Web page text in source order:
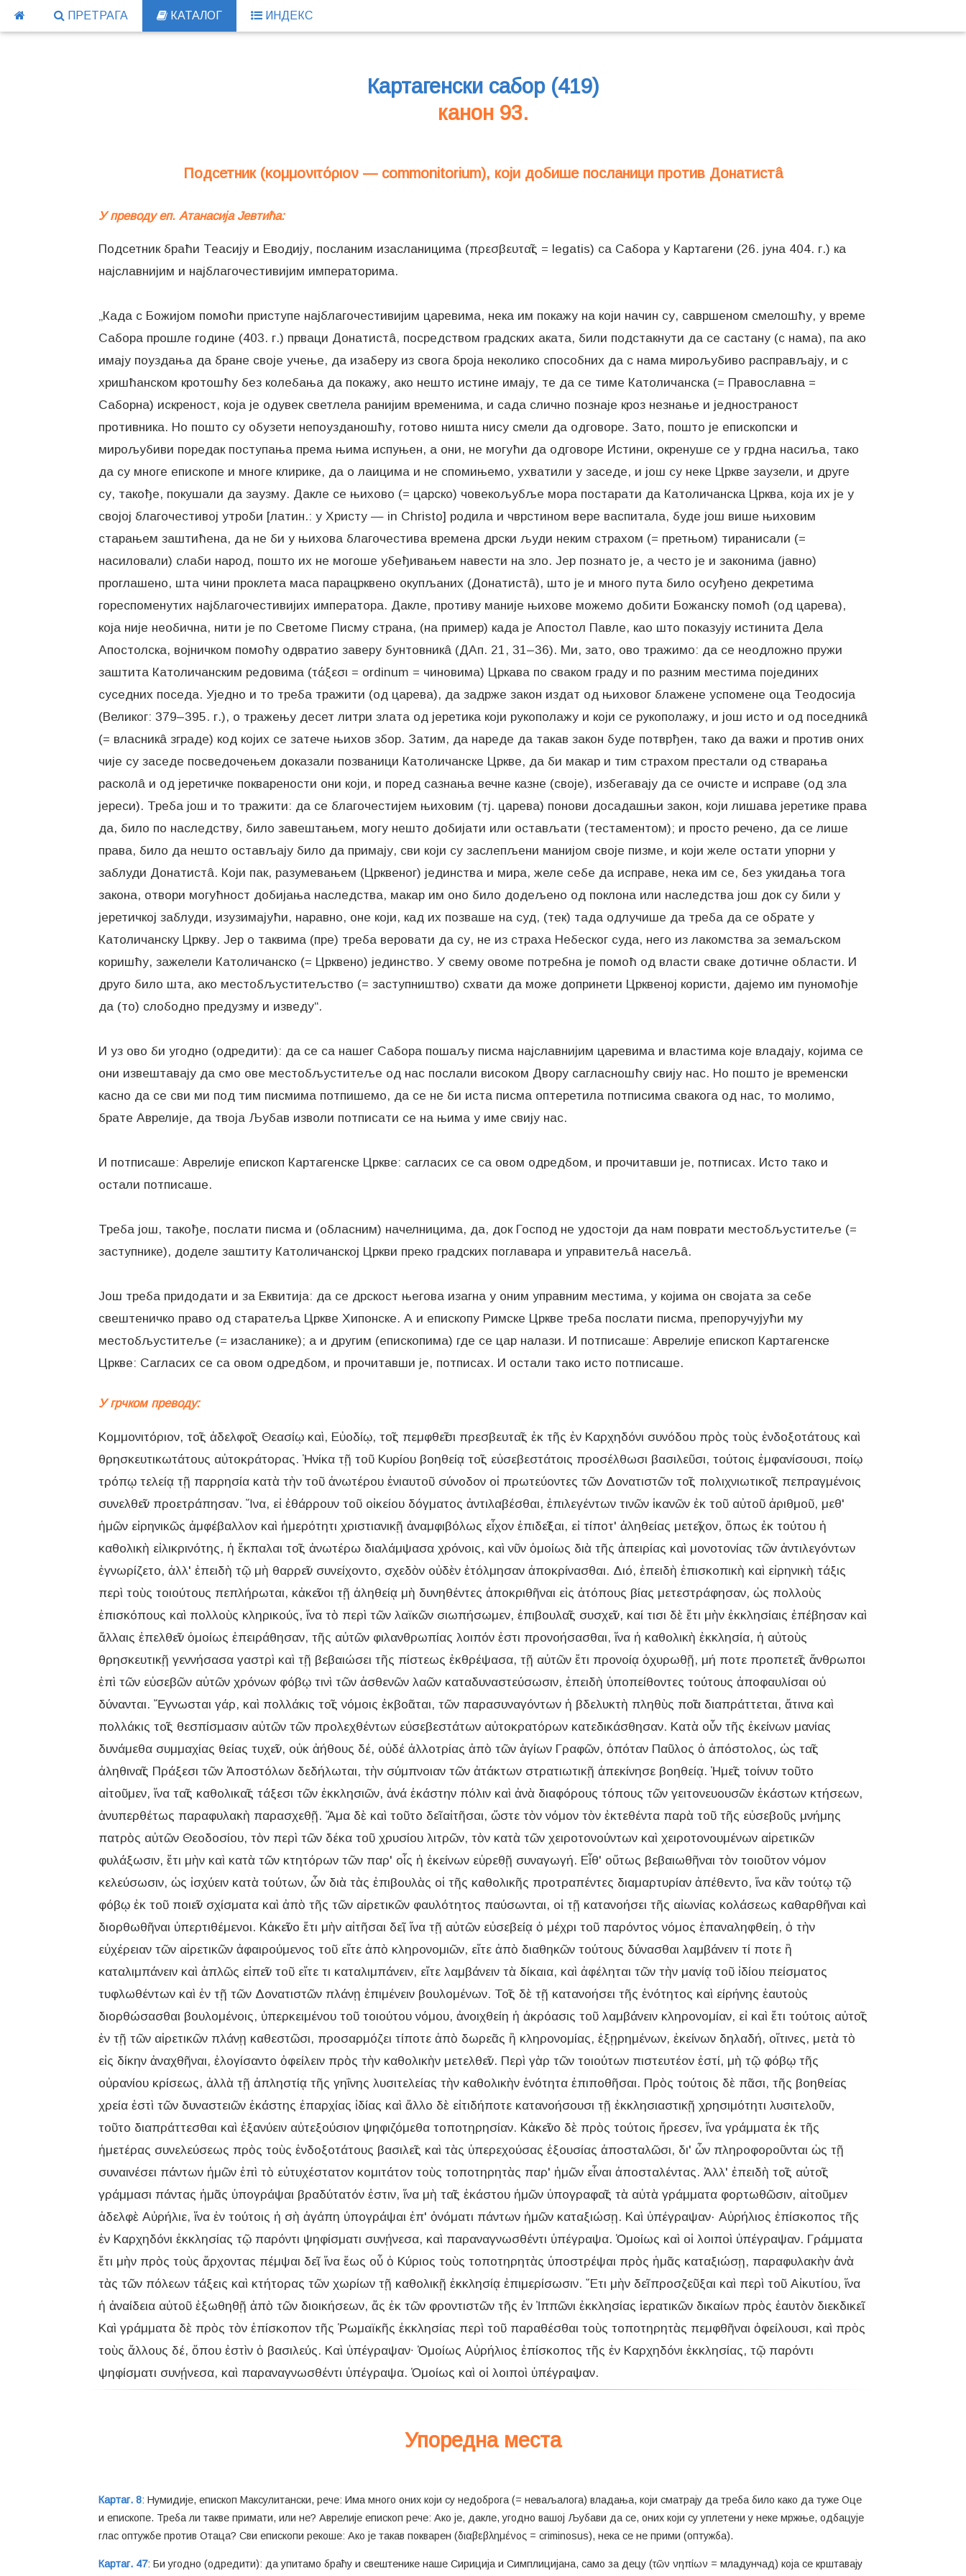
ПРЕТРАГА КАТАЛОГ ИНДЕКС
Картагенски сабор (419)
канон 93.
Подсетник (κομμονιτόριον — commonitorium), који добише посланици против Донатистâ
У преводу еп. Атанасија Јевтића:
Подсетник браћи Теасију и Еводију, посланим изасланицима (πρεσβευταῖς = legatis) са Сабора у Картагени (26. јуна 404. г.) ка
најславнијим и најблагочестивијим императорима.
„Када с Божијом помоћи приступе најблагочестивијим царевима, нека им покажу на који начин су, савршеном смелошћу, у време
Сабора прошле године (403. г.) прваци Донатистâ, посредством градских аката, били подстакнути да се састану (с нама), па ако
имају поуздања да бране своје учење, да изаберу из свога броја неколико способних да с нама мирољубиво расправљају, и с
хришћанском кротошћу без колебања да покажу, ако нешто истине имају, те да се тиме Католичанска (= Православна =
Саборна) искреност, која је одувек светлела ранијим временима, и сада слично познаје кроз незнање и једностраност
противника. Но пошто су обузети непоузданошћу, готово ништа нису смели да одговоре. Зато, пошто је епископски и
мирољубиви поредак поступања према њима испуњен, а они, не могући да одговоре Истини, окренуше се у грдна насиља, тако
да су многе епископе и многе клирике, да о лаицима и не спомињемо, ухватили у заседе, и још су неке Цркве заузели, и друге
су, такође, покушали да заузму. Дакле се њихово (= царско) човекољубље мора постарати да Католичанска Црква, која их је у
својој благочестивој утроби [латин.: у Христу — in Christo] родила и чврстином вере васпитала, буде још више њиховим
старањем заштићена, да не би у њихова благочестива времена дрски људи неким страхом (= претњом) тиранисали (=
насиловали) слаби народ, пошто их не могоше убеђивањем навести на зло. Јер познато је, а често је и законима (јавно)
проглашено, шта чини проклета маса парацрквено окупљаних (Донатистâ), што је и много пута било осуђено декретима
гореспоменутих најблагочестивијих императора. Дакле, противу маније њихове можемо добити Божанску помоћ (од царева),
која није необична, нити је по Светоме Писму страна, (на пример) када је Апостол Павле, као што показују истинита Дела
Апостолска, војничком помоћу одвратио заверу бунтовникâ (ДАп. 21, 31–36). Ми, зато, ово тражимо: да се неодложно пружи
заштита Католичанским редовима (τάξεσι = ordinum = чиновима) Цркава по сваком граду и по разним местима појединих
суседних поседа. Уједно и то треба тражити (од царева), да задрже закон издат од њиховог блажене успомене оца Теодосија
(Великог: 379–395. г.), о тражењу десет литри злата од јеретика који рукополажу и који се рукополажу, и још исто и од поседникâ
(= власникâ зграде) код којих се затече њихов збор. Затим, да нареде да такав закон буде потврђен, тако да важи и против оних
чије су заседе посведочењем доказали позваници Католичанске Цркве, да би макар и тим страхом престали од стварања
расколâ и од јеретичке покварености они који, и поред сазнања вечне казне (своје), избегавају да се очисте и исправе (од зла
јереси). Треба још и то тражити: да се благочестијем њиховим (тј. царева) понови досадашњи закон, који лишава јеретике права
да, било по наследству, било завештањем, могу нешто добијати или остављати (тестаментом); и просто речено, да се лише
права, било да нешто остављају било да примају, сви који су заслепљени манијом своје пизме, и који желе остати упорни у
заблуди Донатистâ. Који пак, разумевањем (Црквеног) јединства и мира, желе себе да исправе, нека им се, без укидања тога
закона, отвори могућност добијања наследства, макар им оно било додељено од поклона или наследства још док су били у
јеретичкој заблуди, изузимајући, наравно, оне који, кад их позваше на суд, (тек) тада одлучише да треба да се обрате у
Католичанску Цркву. Јер о таквима (пре) треба веровати да су, не из страха Небеског суда, него из лакомства за земаљском
коришћу, зажелели Католичанско (= Црквено) јединство. У свему овоме потребна је помоћ од власти сваке дотичне области. И
друго било шта, ако местобљуститељство (= заступништво) схвати да може допринети Црквеној користи, дајемо им пуномоћје
да (то) слободно предузму и изведу“.
И уз ово би угодно (одредити): да се са нашег Сабора пошаљу писма најславнијим царевима и властима које владају, којима се
они извештавају да смо ове местобљуститеље од нас послали високом Двору сагласношћу свију нас. Но пошто је временски
касно да се сви ми под тим писмима потпишемо, да се не би иста писма оптеретила потписима свакога од нас, то молимо,
брате Аврелије, да твоја Љубав изволи потписати се на њима у име свију нас.
И потписаше: Аврелије епископ Картагенске Цркве: сагласих се са овом одредбом, и прочитавши је, потписах. Исто тако и
остали потписаше.
Треба још, такође, послати писма и (обласним) начелницима, да, док Господ не удостоји да нам поврати местобљуститеље (=
заступнике), доделе заштиту Католичанској Цркви преко градских поглавара и управитељâ насељâ.
Још треба придодати и за Еквитија: да се дрскост његова изагна у оним управним местима, у којима он својата за себе
свештеничко право од старатеља Цркве Хипонске. А и епископу Римске Цркве треба послати писма, препоручујући му
местобљуститеље (= изасланике); а и другим (епископима) где се цар налази. И потписаше: Аврелије епископ Картагенске
У грчком преводу:
Κομμονιτόριον, τοῖς ἀδελφοῖς Θεασίῳ καὶ, Εὐοδίῳ, τοῖς πεμφθεῖσι πρεσβευταῖς ἐκ τῆς ἐν Καρχηδόνι συνόδου πρὸς τοὺς ἐνδοξοτάτους καὶ
θρησκευτικωτάτους αὐτοκράτορας. Ἡνίκα τῇ τοῦ Κυρίου βοηθείᾳ τοῖς εὐσεβεστάτοις προσέλθωσι βασιλεῦσι, τούτοις ἐμφανίσουσι, ποίῳ
τρόπῳ τελείᾳ τῇ παρρησία κατὰ τὴν τοῦ ἀνωτέρου ἐνιαυτοῦ σύνοδον οἱ πρωτεύοντες τῶν Δονατιστῶν τοῖς πολιχνιωτικοῖς πεπραγμένοις
συνελθεῖν προετράπησαν. Ἵνα, εἰ ἐθάρρουν τοῦ οἰκείου δόγματος ἀντιλαβέσθαι, ἐπιλεγέντων τινῶν ἱκανῶν ἐκ τοῦ αὐτοῦ ἀριθμοῦ, μεθ'
ἡμῶν εἰρηνικῶς ἀμφέβαλλον καὶ ἡμερότητι χριστιανικῇ ἀναμφιβόλως εἶχον ἐπιδεῖξαι, εἰ τίποτ' ἀληθείας μετεῖχον, ὅπως ἐκ τούτου ἡ
καθολικὴ εἰλικρινότης, ἡ ἔκπαλαι τοῖς ἀνωτέρω διαλάμψασα χρόνοις, καὶ νῦν ὁμοίως διὰ τῆς ἀπειρίας καὶ μονοτονίας τῶν ἀντιλεγόντων
ἐγνωρίζετο, ἀλλ' ἐπειδὴ τῷ μὴ θαρρεῖν συνείχοντο, σχεδὸν οὐδὲν ἐτόλμησαν ἀποκρίνασθαι. Διό, ἐπειδὴ ἐπισκοπικὴ καὶ εἰρηνικὴ τάξις
περὶ τοὺς τοιούτους πεπλήρωται, κἀκεῖνοι τῇ ἀληθείᾳ μὴ δυνηθέντες ἀποκριθῆναι εἰς ἀτόπους βίας μετεστράφησαν, ὡς πολλοὺς
ἐπισκόπους καὶ πολλοὺς κληρικούς, ἵνα τὸ περὶ τῶν λαϊκῶν σιωπήσωμεν, ἐπιβουλαῖς συσχεῖν, καί τισι δὲ ἔτι μὴν ἐκκλησίαις ἐπέβησαν καὶ
ἄλλαις ἐπελθεῖν ὁμοίως ἐπειράθησαν, τῆς αὐτῶν φιλανθρωπίας λοιπόν ἐστι προνοήσασθαι, ἵνα ἠ καθολικὴ ἐκκλησία, ἡ αὐτοὺς
θρησκευτικῇ γεννήσασα γαστρὶ καὶ τῇ βεβαιώσει τῆς πίστεως ἐκθρέψασα, τῇ αὐτῶν ἔτι προνοίᾳ ὀχυρωθῇ, μή ποτε προπετεῖς ἄνθρωποι
ἐπὶ τῶν εὐσεβῶν αὐτῶν χρόνων φόβῳ τινὶ τῶν ἀσθενῶν λαῶν καταδυναστεύσωσιν, ἐπειδὴ ὑποπείθοντες τούτους ἀποφαυλίσαι οὐ
δύνανται. Ἔγνωσται γάρ, καὶ πολλάκις τοῖς νόμοις ἐκβοᾶται, τῶν παρασυναγόντων ἡ βδελυκτὴ πληθὺς ποῖα διαπράττεται, ἅτινα καὶ
πολλάκις τοῖς θεσπίσμασιν αὐτῶν τῶν προλεχθέντων εὐσεβεστάτων αὐτοκρατόρων κατεδικάσθησαν. Κατὰ οὖν τῆς ἐκείνων μανίας
δυνάμεθα συμμαχίας θείας τυχεῖν, οὐκ ἀήθους δέ, οὐδέ ἀλλοτρίας ἀπὸ τῶν ἁγίων Γραφῶν, ὁπόταν Παῦλος ὁ ἀπόστολος, ὡς ταῖς
ἀληθιναῖς Πράξεσι τῶν Ἀποστόλων δεδήλωται, τὴν σύμπνοιαν τῶν ἀτάκτων στρατιωτικῇ ἀπεκίνησε βοηθείᾳ. Ἡμεῖς τοίνυν τοῦτο
αἰτοῦμεν, ἵνα ταῖς καθολικαῖς τάξεσι τῶν ἐκκλησιῶν, ἀνά ἑκάστην πόλιν καὶ ἀνὰ διαφόρους τόπους τῶν γειτονευουσῶν ἑκάστων κτήσεων,
ἀνυπερθέτως παραφυλακὴ παρασχεθῇ. Ἅμα δὲ καὶ τοῦτο δεῖ αἰτῆσαι, ὥστε τὸν νόμον τὸν ἐκτεθέντα παρὰ τοῦ τῆς εὐσεβοῦς μνήμης
πατρὸς αὐτῶν Θεοδοσίου, τὸν περὶ τῶν δέκα τοῦ χρυσίου λιτρῶν, τὸν κατὰ τῶν χειροτονούντων καὶ χειροτονουμένων αἱρετικῶν
φυλάξωσιν, ἔτι μὴν καὶ κατὰ τῶν κτητόρων τῶν παρ' οἷς ἡ ἐκείνων εὑρεθῇ συναγωγή. Εἶθ' οὕτως βεβαιωθῆναι τὸν τοιοῦτον νόμον
κελεύσωσιν, ὡς ἰσχύειν κατὰ τούτων, ὧν διὰ τὰς ἐπιβουλὰς οἱ τῆς καθολικῆς προτραπέντες διαμαρτυρίαν ἀπέθεντο, ἵνα κἂν τούτῳ τῷ
φόβῳ ἐκ τοῦ ποιεῖν σχίσματα καὶ ἀπὸ τῆς τῶν αἱρετικῶν φαυλότητος παύσωνται, οἱ τῇ κατανοήσει τῆς αἰωνίας κολάσεως καθαρθῆναι καὶ
διορθωθῆναι ὑπερτιθέμενοι. Κἀκεῖνο ἔτι μὴν αἰτῆσαι δεῖ, ἵνα τῇ αὐτῶν εὐσεβείᾳ ὁ μέχρι τοῦ παρόντος νόμος ἐπαναληφθείη, ὀ τὴν
εὐχέρειαν τῶν αἱρετικῶν ἀφαιρούμενος τοῦ εἴτε ἀπὸ κληρονομιῶν, εἴτε ἀπὸ διαθηκῶν τούτους δύνασθαι λαμβάνειν τί ποτε ἢ
καταλιμπάνειν καὶ ἁπλῶς εἰπεῖν τοῦ εἴτε τι καταλιμπάνειν, εἴτε λαμβάνειν τὰ δίκαια, καὶ ἀφέληται τῶν τὴν μανίᾳ τοῦ ἰδίου πείσματος
τυφλωθέντων καὶ ἐν τῇ τῶν Δονατιστῶν πλάνῃ ἐπιμένειν βουλομένων. Τοῖς δὲ τῇ κατανοήσει τῆς ἑνότητος καὶ είρήνης ἐαυτοὺς
διορθώσασθαι βουλομένοις, ὑπερκειμένου τοῦ τοιούτου νόμου, ἀνοιχθείη ἡ ἀκρόασις τοῦ λαμβάνειν κληρονομίαν, εἰ καὶ ἔτι τούτοις αὐτοῖς
ἐν τῇ τῶν αἱρετικῶν πλάνῃ καθεστῶσι, προσαρμόζει τίποτε ἀπὸ δωρεᾶς ἢ κληρονομίας, ἐξῃρημένων, ἐκείνων δηλαδή, οἵτινες, μετὰ τὸ
εἰς δίκην ἀναχθῆναι, ἐλογίσαντο ὀφείλειν πρὸς τὴν καθολικὴν μετελθεῖν. Περὶ γὰρ τῶν τοιούτων πιστευτέον ἐστί, μὴ τῷ φόβῳ τῆς
οὐρανίου κρίσεως, ἀλλὰ τῇ ἀπληστίᾳ τῆς γηΐνης λυσιτελείας τὴν καθολικὴν ἑνότητα ἐπιποθῆσαι. Πρὸς τούτοις δὲ πᾶσι, τῆς βοηθείας
χρεία ἐστὶ τῶν δυναστειῶν ἑκάστης ἐπαρχίας ἰδίας καὶ ἄλλο δὲ εἰτιδήποτε κατανοήσουσι τῇ ἐκκλησιαστικῇ χρησιμότητι λυσιτελοῦν,
τοῦτο διαπράττεσθαι καὶ ἐξανύειν αὐτεξούσιον ψηφιζόμεθα τοποτηρησίαν. Κἀκεῖνο δὲ πρὸς τούτοις ἤρεσεν, ἵνα γράμματα ἐκ τῆς
ἡμετέρας συνελεύσεως πρὸς τοὺς ἐνδοξοτάτους βασιλεῖς καὶ τὰς ὑπερεχούσας ἐξουσίας ἀποσταλῶσι, δι' ὧν πληροφοροῦνται ὡς τῇ
συναινέσει πάντων ἡμῶν ἐπὶ τὸ εὐτυχέστατον κομιτάτον τοὺς τοποτηρητὰς παρ' ἡμῶν εἶναι ἀποσταλέντας. Ἀλλ' ἐπειδὴ τοῖς αὐτοῖς
γράμμασι πάντας ἡμᾶς ὑπογράψαι βραδύτατόν ἐστιν, ἵνα μὴ ταῖς ἑκάστου ἡμῶν ὑπογραφαῖς τὰ αὐτὰ γράμματα φορτωθῶσιν, αἰτοῦμεν
ἀδελφὲ Αὐρήλιε, ἵνα ἐν τούτοις ἡ σὴ ἀγάπη ὑπογράψαι ἐπ' ὀνόματι πάντων ἡμῶν καταξιώσῃ. Καὶ ὑπέγραψαν· Αὐρήλιος ἐπίσκοπος τῆς
ἐν Καρχηδόνι ἐκκλησίας τῷ παρόντι ψηφίσματι συνῄνεσα, καὶ παραναγνωσθέντι ὑπέγραψα. Ὁμοίως καὶ οἱ λοιποὶ ὑπέγραψαν. Γράμματα
ἔτι μὴν πρὸς τοὺς ἄρχοντας πέμψαι δεῖ, ἵνα ἕως οὗ ὁ Κύριος τοὺς τοποτηρητὰς ὑποστρέψαι πρὸς ἡμᾶς καταξιώσῃ, παραφυλακὴν ἀνὰ
τὰς τῶν πόλεων τάξεις καὶ κτήτορας τῶν χωρίων τῇ καθολικῇ ἐκκλησίᾳ ἐπιμερίσωσιν. ῎Ετι μὴν δεῖ προσζεῦξαι καὶ περὶ τοῦ Αἰκυτίου, ἵνα
ἡ ἀναίδεια αὐτοῦ ἐξωθηθῇ ἀπὸ τῶν διοικήσεων, ἅς ἐκ τῶν φροντιστῶν τῆς ἐν Ἰππῶνι ἐκκλησίας ἱερατικῶν δικαίων πρὸς ἑαυτὸν διεκδικεῖ.
Καὶ γράμματα δὲ πρὸς τὸν ἐπίσκοπον τῆς Ῥωμαϊκῆς ἐκκλησίας περὶ τοῦ παραθέσθαι τοὺς τοποτηρητὰς πεμφθῆναι ὀφείλουσι, καὶ πρὸς
τοὺς ἄλλους δέ, ὅπου ἐστὶν ὁ βασιλεύς. Καὶ ὑπέγραψαν∙ Ὁμοίως Αὐρήλιος ἐπίσκοπος τῆς ἐν Καρχηδόνι ἐκκλησίας, τῷ παρόντι
Упоредна места
Картаг. 8: Нумидије, епископ Максулитански, рече: Има много оних који су недоброга (= неваљалога) владања, који сматрају да треба било како да туже Оце
и епископе. Треба ли такве примати, или не? Аврелије епископ рече: Ако је, дакле, угодно вашој Љубави да се, оних који су уплетени у неке мржње, одбацује
глас оптужбе против Отаца? Сви епископи рекоше: Ако је такав покварен (διαβεβλημένος = criminosus), нека се не прими (оптужба).
Картаг. 47: Би угодно (одредити): да упитамо браћу и свештенике наше Сириција и Симплицијана, само за децу (τῶν νηπίων = младунчад) која се крштавају